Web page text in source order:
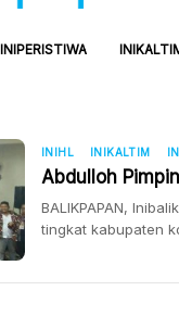
INIPERISTIWA
INIHL INIKALTIM
Abdulloh
BALIKPAPAN,
tingkat kabupaten